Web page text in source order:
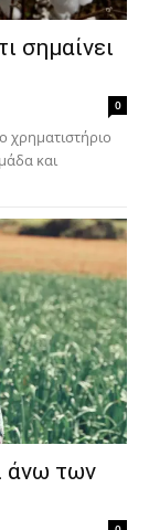
σημαίνει
0
χρηματιστήριο
και
άνω των